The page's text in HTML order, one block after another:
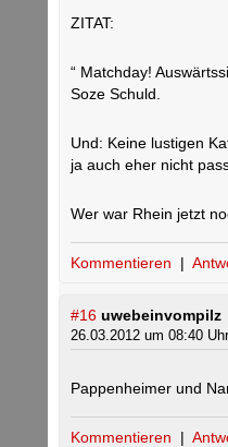
ZITAT:
“ Matchday!
Soze Schuld.
Und: Keine lustigen
ja auch eher nicht
Wer war Rhein jetzt
Kommentieren |
#16 uwebeinvompilz
26.03.2012 um 08:40 Uhr
Pappenheimer und
Kommentieren |